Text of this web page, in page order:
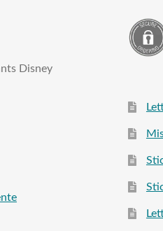
Disney